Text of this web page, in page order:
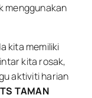
menggunakan
kita memiliki
kita rosak,
aktiviti harian
TAMAN